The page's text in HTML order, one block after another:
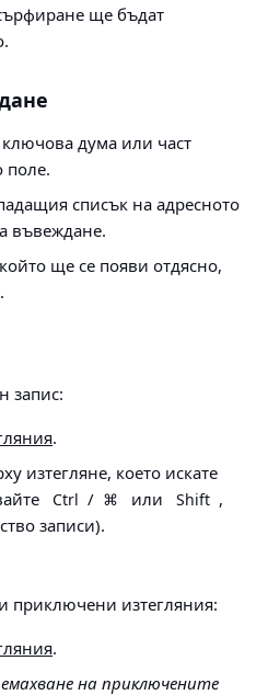
ще бъдат
дума или част
поле.
списък на адресното
въвеждане.
ще се появи отдясно,
запис:
.
изтегляне, което искате
Ctrl / ⌘ или Shift ,
записи).
приключени изтегляния:
.
на приключените